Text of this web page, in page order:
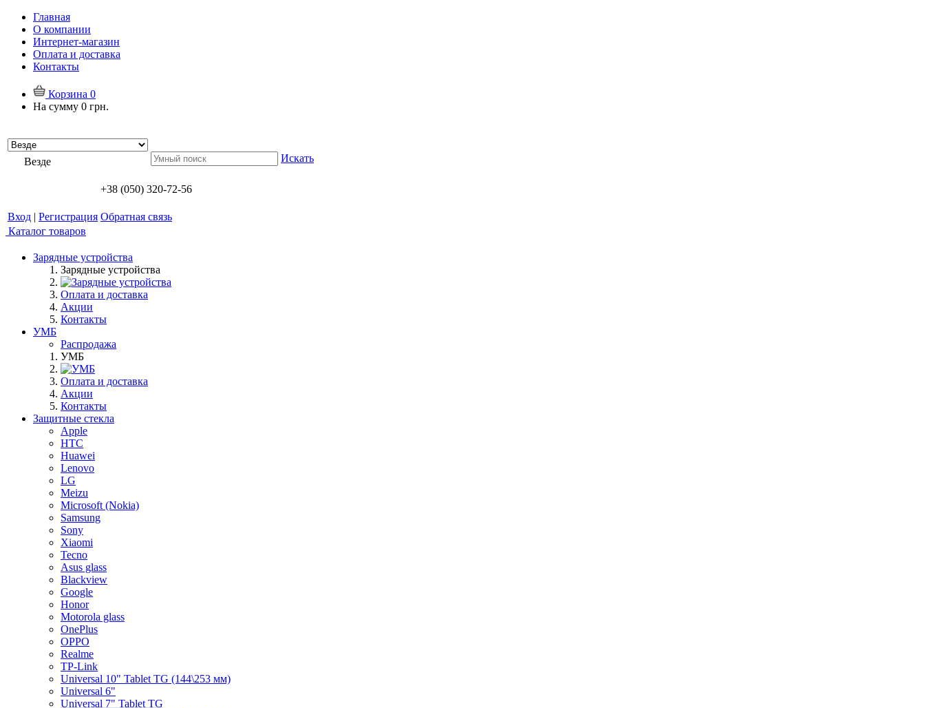
Главная
О компании
Интернет-магазин
Оплата и доставка
Контакты
Корзина 0
На сумму 0 грн.
Везде Искать
+38 (050) 320-72-56
Вход | Регистрация Обратная связь
Каталог товаров
Зарядные устройства
Зарядные устройства
Оплата и доставка
Акции
Контакты
УМБ
Распродажа
УМБ
Оплата и доставка
Акции
Контакты
Защитные стекла
Apple
HTC
Huawei
Lenovo
LG
Meizu
Microsoft (Nokia)
Samsung
Sony
Xiaomi
Tecno
Asus glass
Blackview
Google
Honor
Motorola glass
OnePlus
OPPO
Realme
TP-Link
Universal 10" Tablet TG (144\253 мм)
Universal 6"
Universal 7" Tablet TG